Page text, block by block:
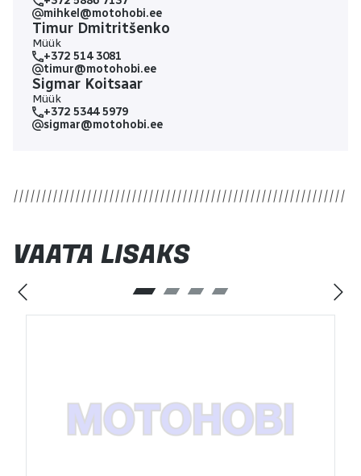
mihkel@motohobi.ee
Timur Dmitritšenko
Müük
+372 514 3081
timur@motohobi.ee
Sigmar Koitsaar
Müük
+372 5344 5979
sigmar@motohobi.ee
VAATA LISAKS